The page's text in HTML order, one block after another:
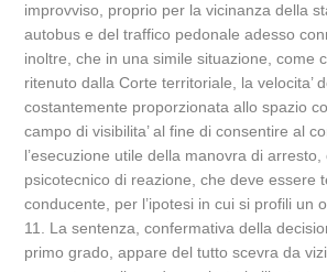
improvviso, proprio per la vicinanza della
autobus e del traffico pedonale adesso
inoltre, che in una simile situazione, come
ritenuto dalla Corte territoriale, la velocita’
costantemente proporzionata allo spazio
campo di visibilita’ al fine di consentire al
l’esecuzione utile della manovra di
psicotecnico di reazione, che deve essere
conducente, per l’ipotesi in cui si profili un
11. La sentenza, confermativa della
primo grado, appare del tutto scevra da